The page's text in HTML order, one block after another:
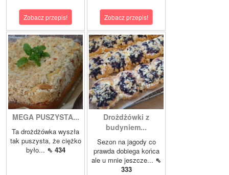
Zobacz przepis! Zobacz przepis!
MEGA PUSZYSTA...
Ta drożdżówka wyszła
tak puszysta, że ciężko
było... ⇖ 434
Drożdżówki z
budyniem...
Sezon na jagody co
prawda dobiega końca
ale u mnie jeszcze... ⇖
333